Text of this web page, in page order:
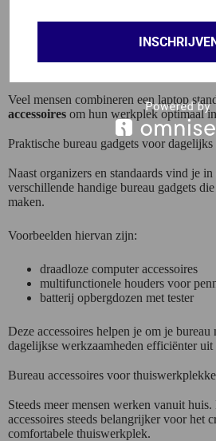
betere ergonomische houding
meer comfort tijdens het werken
meer ruimte op je bureau
Veel mensen combineren een laptop
accessoires om hun werkplek optimaal
Praktische bureau gadgets voor
Naast organizers en standaards vind je
verschillende handige bureau gadgets
maken.
Voorbeelden hiervan zijn:
draadloze computer accessoires
multifunctionele houders voor
batterij opbergdozen met tester
Deze accessoires helpen je om je bureau
dagelijkse werkzaamheden efficiënter uit
Bureau accessoires voor
Steeds meer mensen werken vanuit
accessoires steeds belangrijker voor het
comfortabele thuiswerkplek.